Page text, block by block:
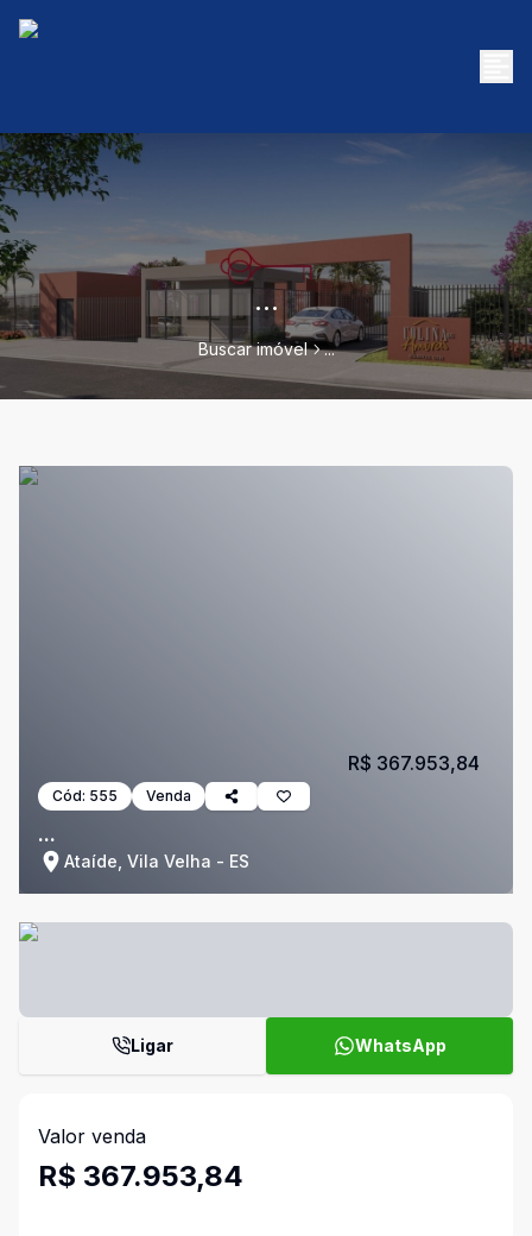
...
Buscar imóvel ...
Cód: 555 Venda
...
Ataíde, Vila Velha - ES
R$ 367.953,84
Ligar WhatsApp
Valor venda
R$ 367.953,84